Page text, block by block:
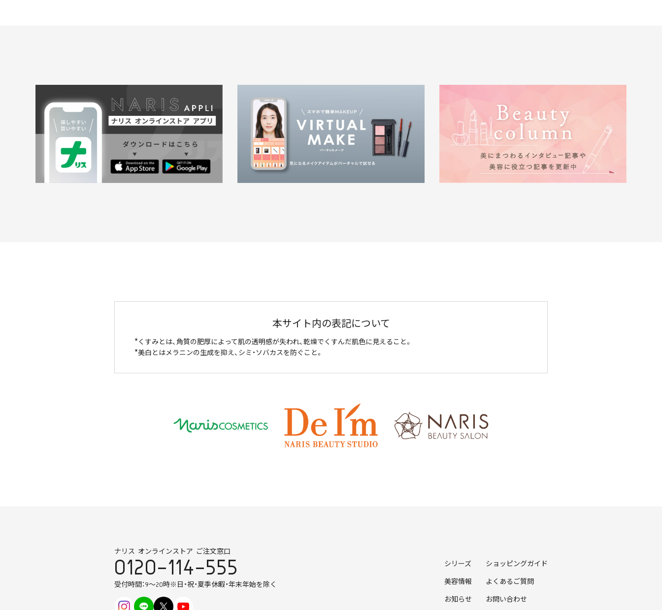
本サイト内の表記について
くすみとは、角質の肥厚によって肌の透明感が失われ、乾燥でくすんだ肌色に見えること。
美白とはメラニンの生成を抑え、シミ・ソバカスを防ぐこと。
ナリス オンラインストア ご注文窓口
0120-114-555
受付時間：9～20時※日・祝・夏季休暇・年末年始を除く
シリーズ ショッピングガイド
美容情報 よくあるご質問
お知らせ お問い合わせ